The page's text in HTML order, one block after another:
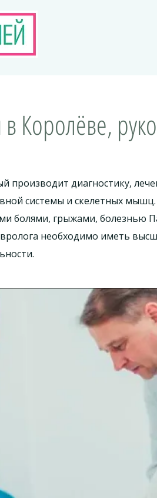
Королёве,
производит диагностику,
системы и скелетных
болями, грыжами, болезнью
необходимо иметь